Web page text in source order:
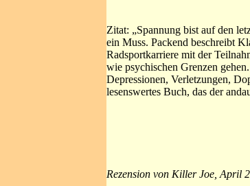
Zitat: „Spannung bist auf den
ein Muss. Packend beschreibt
Radsportkarriere mit der
wie psychischen Grenzen
Depressionen, Verletzungen,
lesenswertes Buch, das der
Rezension von Killer Joe, April